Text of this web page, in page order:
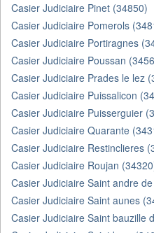
Casier Judiciaire Pinet (34850)
Casier Judiciaire Pomerols
Casier Judiciaire Portiragnes
Casier Judiciaire Poussan
Casier Judiciaire Prades le lez
Casier Judiciaire Puissalicon
Casier Judiciaire Puisserguier
Casier Judiciaire Quarante
Casier Judiciaire Restinclieres
Casier Judiciaire Roujan
Casier Judiciaire Saint andre
Casier Judiciaire Saint aunes
Casier Judiciaire Saint bauzille